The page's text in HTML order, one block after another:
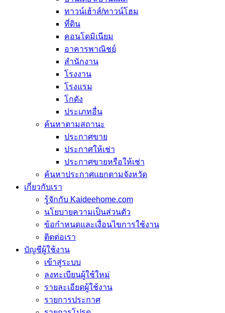
ทาวน์เฮ้าส์/ทาวน์โฮม
ที่ดิน
คอนโดมิเนียม
อาคารพาณิชย์
สำนักงาน
โรงงาน
โรงแรม
โกดัง
ประเภทอื่น
ค้นหาตามสถานะ
ประกาศขาย
ประกาศให้เช่า
ประกาศขายหรือให้เช่า
ค้นหาประกาศแยกตามจังหวัด
เกี่ยวกับเรา
รู้จักกับ Kaideehome.com
นโยบายความเป็นส่วนตัว
ข้อกำหนดและเงื่อนไขการใช้งาน
ติดต่อเรา
บัญชีผู้ใช้งาน
เข้าสู่ระบบ
ลงทะเบียนผู้ใช้ใหม่
รายละเอียดผู้ใช้งาน
รายการประกาศ